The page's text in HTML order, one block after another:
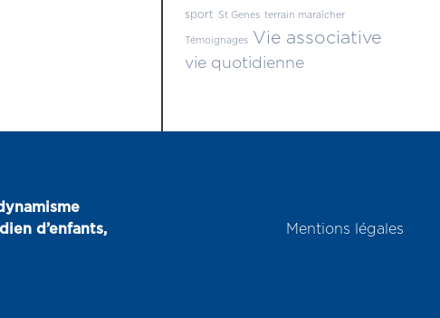
sport St Genes terrain maraîcher
Témoignages Vie associative
vie quotidienne
d’enfants,
Mentions légales